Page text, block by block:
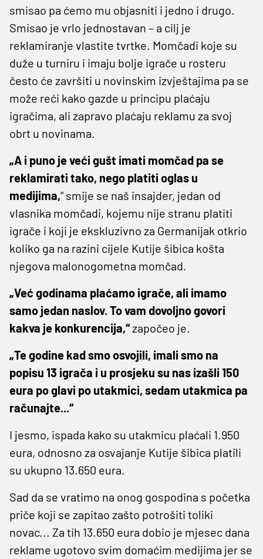
smisao pa ćemo mu objasniti i jedno i drugo.
Smisao je vrlo jednostavan – a cilj je
reklamiranje vlastite tvrtke. Momčadi koje su
duže u turniru i imaju bolje igrače u rosteru
često će završiti u novinskim izvještajima pa se
može reći kako gazde u principu plaćaju
igračima, ali zapravo plaćaju reklamu za svoj
obrt u novinama.
„A i puno je veći gušt imati momčad pa se
reklamirati tako, nego platiti oglas u
medijima,“ smije se naš insajder, jedan od
vlasnika momčadi, kojemu nije stranu platiti
igrače i koji je ekskluzivno za Germanijak otkrio
koliko ga na razini cijele Kutije šibica košta
njegova malonogometna momčad.
„Već godinama plaćamo igrače, ali imamo
samo jedan naslov. To vam dovoljno govori
kakva je konkurencija,“započeo je.
„Te godine kad smo osvojili, imali smo na
popisu 13 igrača i u prosjeku su nas izašli 150
eura po glavi po utakmici, sedam utakmica pa
računajte...“
I jesmo, ispada kako su utakmicu plaćali 1.950
eura, odnosno za osvajanje Kutije šibica platili
su ukupno 13.650 eura.
Sad da se vratimo na onog gospodina s početka
priče koji se zapitao zašto potrošiti toliki
novac... Za tih 13.650 eura dobio je mjesec dana
reklame ugotovo svim domaćim medijima jer se